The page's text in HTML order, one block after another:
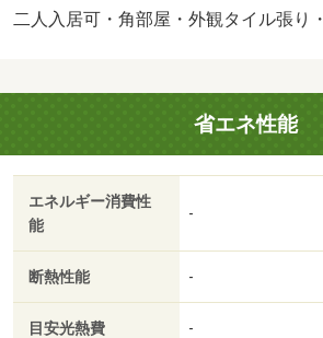
り２０，９００円～・管理形態／管理
く、新潟駅まで徒歩圏で出張や帰省
古町方面や東区へもアクセス良好な立
場：なし・駐輪場：有（無料）/室内
二人入居可・角部屋・外観タイル張り
省エネ性能
エネルギー消費性
能
-
断熱性能 -
目安光熱費 -